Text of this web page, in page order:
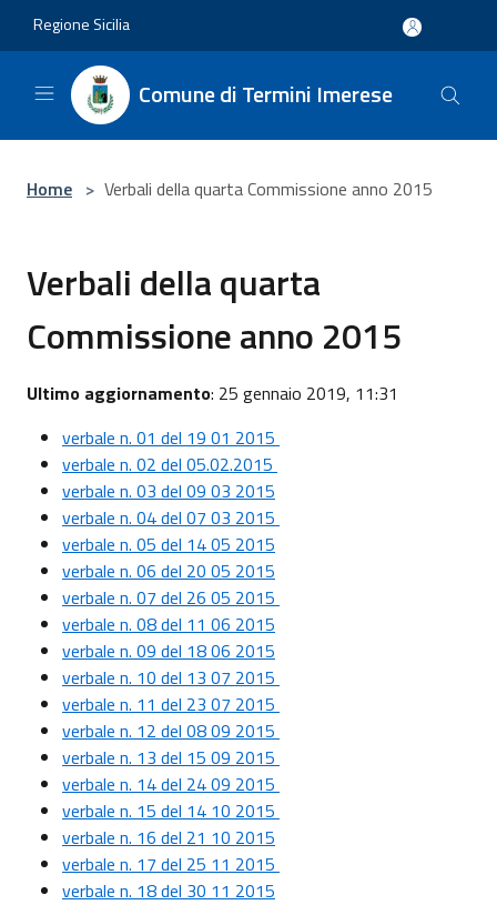
Regione Sicilia
Comune di Termini Imerese
Home > Verbali della quarta Commissione anno 2015
Verbali della quarta
Commissione anno 2015
Ultimo aggiornamento: 25 gennaio 2019, 11:31
verbale n. 01 del 19 01 2015
verbale n. 02 del 05.02.2015
verbale n. 03 del 09 03 2015
verbale n. 04 del 07 03 2015
verbale n. 05 del 14 05 2015
verbale n. 06 del 20 05 2015
verbale n. 07 del 26 05 2015
verbale n. 08 del 11 06 2015
verbale n. 09 del 18 06 2015
verbale n. 10 del 13 07 2015
verbale n. 11 del 23 07 2015
verbale n. 12 del 08 09 2015
verbale n. 13 del 15 09 2015
verbale n. 14 del 24 09 2015
verbale n. 15 del 14 10 2015
verbale n. 16 del 21 10 2015
verbale n. 17 del 25 11 2015
verbale n. 18 del 30 11 2015